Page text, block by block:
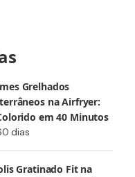
Grelhados
na Airfryer:
em 40 Minutos
dias
Gratinado Fit na